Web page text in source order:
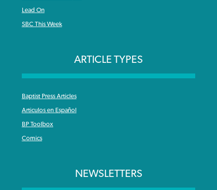
Lead On
SBC This Week
ARTICLE TYPES
Baptist Press Articles
Articulos en Español
BP Toolbox
Comics
NEWSLETTERS